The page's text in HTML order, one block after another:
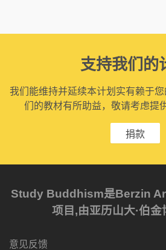
支持我们的
我们能维持并延续本计划实有赖于
们的教材有所助益，敬请考虑提
捐款
Study Buddhism是Berzin
项目,由亚历山大·伯金
意见反馈